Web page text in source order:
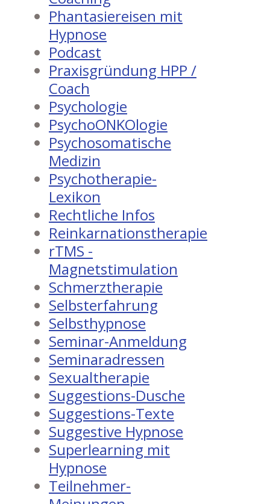
Phantasiereisen mit
Hypnose
Podcast
Praxisgründung HPP /
Coach
Psychologie
PsychoONKOlogie
Psychosomatische
Medizin
Psychotherapie-
Lexikon
Rechtliche Infos
Reinkarnationstherapie
rTMS -
Magnetstimulation
Schmerztherapie
Selbsterfahrung
Selbsthypnose
Seminar-Anmeldung
Seminaradressen
Sexualtherapie
Suggestions-Dusche
Suggestions-Texte
Suggestive Hypnose
Superlearning mit
Hypnose
Teilnehmer-